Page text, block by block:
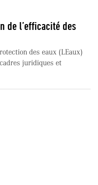
de l’efficacité des
des eaux (LEaux)
juridiques et